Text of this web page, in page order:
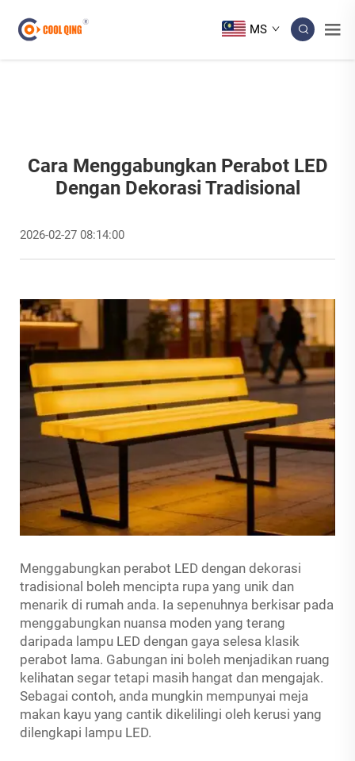
MS
Cara Menggabungkan Perabot LED
Dengan Dekorasi Tradisional
2026-02-27 08:14:00
Menggabungkan perabot LED dengan dekorasi
tradisional boleh mencipta rupa yang unik dan
menarik di rumah anda. Ia sepenuhnya berkisar pada
menggabungkan nuansa moden yang terang
daripada lampu LED dengan gaya selesa klasik
perabot lama. Gabungan ini boleh menjadikan ruang
kelihatan segar tetapi masih hangat dan mengajak.
Sebagai contoh, anda mungkin mempunyai meja
makan kayu yang cantik dikelilingi oleh kerusi yang
dilengkapi lampu LED.